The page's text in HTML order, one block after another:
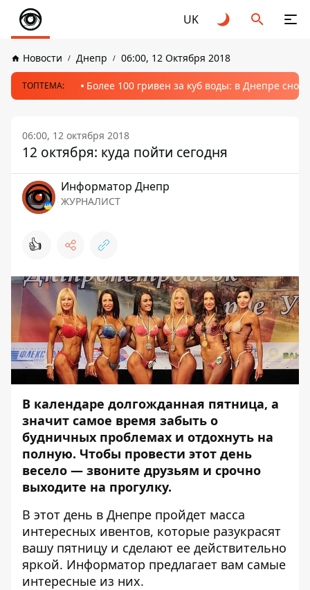
UK
Новости Днепр 06:00, 12 Октября 2018
ТОПТЕМА: Более 100 гривен за куб воды: в Днепре
06:00, 12 октября 2018
12 октября: куда пойти сегодня
Информатор Днепр
ЖУРНАЛИСТ
👍
В календаре долгожданная пятница, а
значит самое время забыть о
будничных проблемах и отдохнуть на
полную. Чтобы провести этот день
весело — звоните друзьям и срочно
выходите на прогулку.
В этот день в Днепре пройдет масса
интересных ивентов, которые разукрасят
вашу пятницу и сделают ее действительно
яркой. Информатор предлагает вам самые
интересные из них.